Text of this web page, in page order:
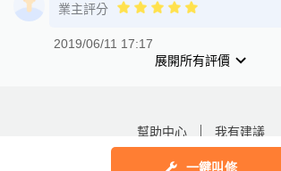
一鍵叫修
業主評分
2019/06/11 17:17
展開所有評價
幫助中心 我有建議